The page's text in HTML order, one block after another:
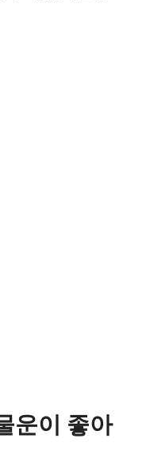
운이 좋아